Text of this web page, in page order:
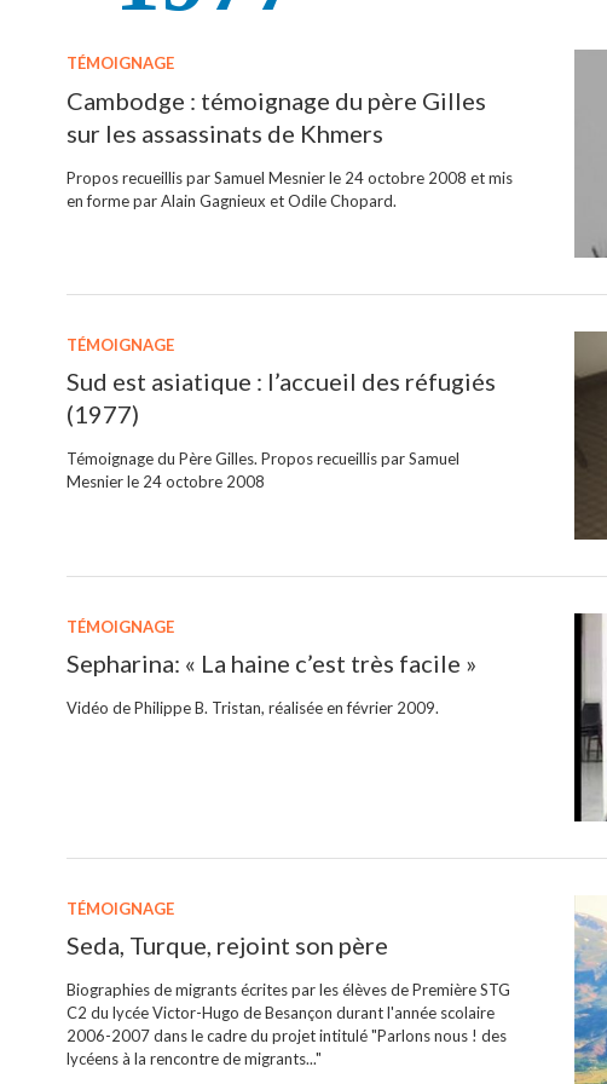
TÉMOIGNAGE
Cambodge : témoignage du père Gilles
sur les assassinats de Khmers
Propos recueillis par Samuel Mesnier le 24 octobre 2008 et mis
en forme par Alain Gagnieux et Odile Chopard.
TÉMOIGNAGE
Sud est asiatique : l’accueil des réfugiés
(1977)
Témoignage du Père Gilles. Propos recueillis par Samuel
Mesnier le 24 octobre 2008
TÉMOIGNAGE
Sepharina: « La haine c’est très facile »
Vidéo de Philippe B. Tristan, réalisée en février 2009.
TÉMOIGNAGE
Seda, Turque, rejoint son père
Biographies de migrants écrites par les élèves de Première STG
C2 du lycée Victor-Hugo de Besançon durant l'année scolaire
2006-2007 dans le cadre du projet intitulé "Parlons nous ! des
lycéens à la rencontre de migrants..."